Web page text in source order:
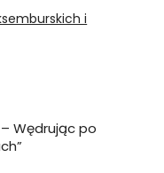
Wędrując po
”